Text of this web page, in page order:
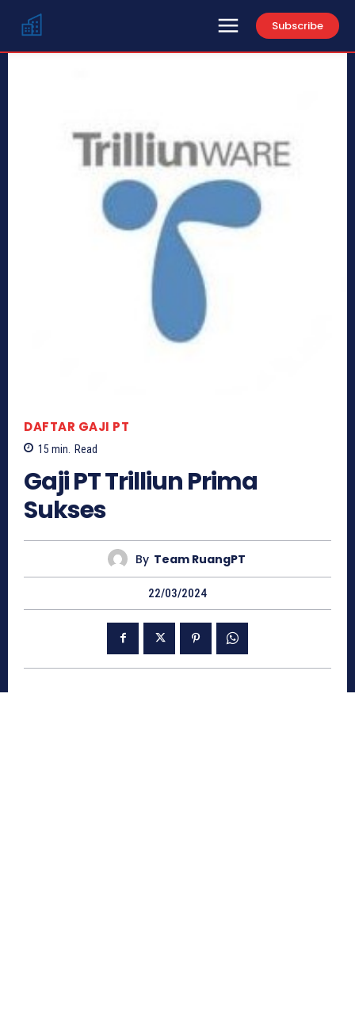
Subscribe
DAFTAR GAJI PT
15 min. Read
Gaji PT Trilliun Prima
Sukses
By Team RuangPT
22/03/2024